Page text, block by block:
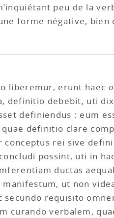
peu de la
forme négative,
liberemur, erunt haec
definitio debebit, uti
definiendus : eum
definitio clare
conceptus rei sive
possint, uti in
ductas
ut non
secundo requisito
curando verbalem,